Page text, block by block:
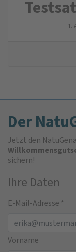
1.
Der
Jetzt den
sichern!
Ihre Daten
E-Mail-Adresse *
Vorname